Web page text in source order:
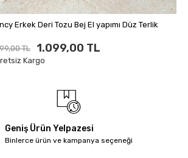
Fency Erkek Deri Tozu Bej El yapımı Düz Terlik
TL 1.099,00 TL
Kargo
Geniş Ürün Yelpazesi
Binlerce ürün ve kampanya seçeneği